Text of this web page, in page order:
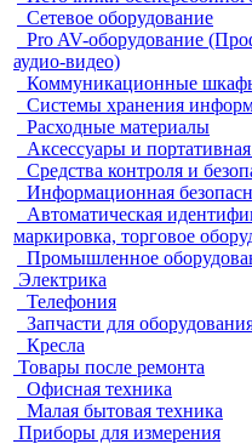
Сетевое оборудование
Pro AV-оборудование
аудио-видео)
Коммуникационные
Системы хранения
Расходные материалы
Аксессуары и
Средства контроля и
Информационная
Автоматическая
маркировка, торговое
Промышленное
Электрика
Телефония
Запчасти для
Кресла
Товары после ремонта
Офисная техника
Малая бытовая техника
Приборы для измерения